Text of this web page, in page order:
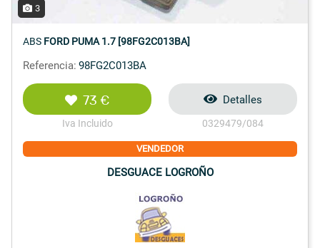
3
ABS FORD PUMA 1.7 [98FG2C013BA]
Referencia: 98FG2C013BA
73 €
Iva Incluido
Detalles
0329479/084
VENDEDOR
DESGUACE LOGROÑO